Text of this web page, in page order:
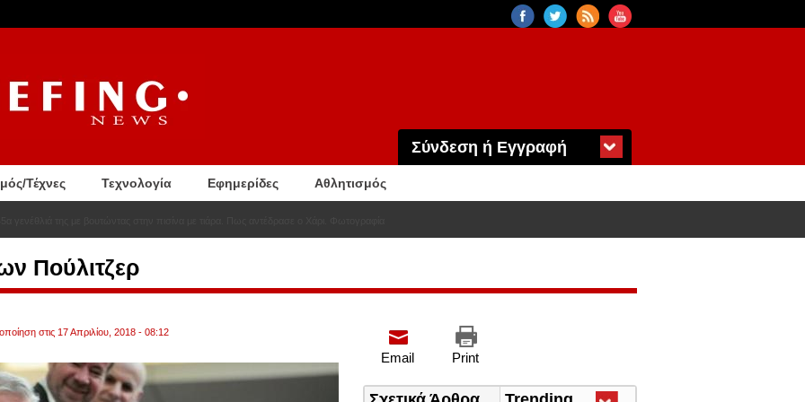
Σύνδεση ή Εγγραφή
Τέχνες Τεχνολογία Εφημερίδες Αθλητισμός
Πούλιτζερ
στις 17 Απριλίου, 2018 - 08:12
Print
Email